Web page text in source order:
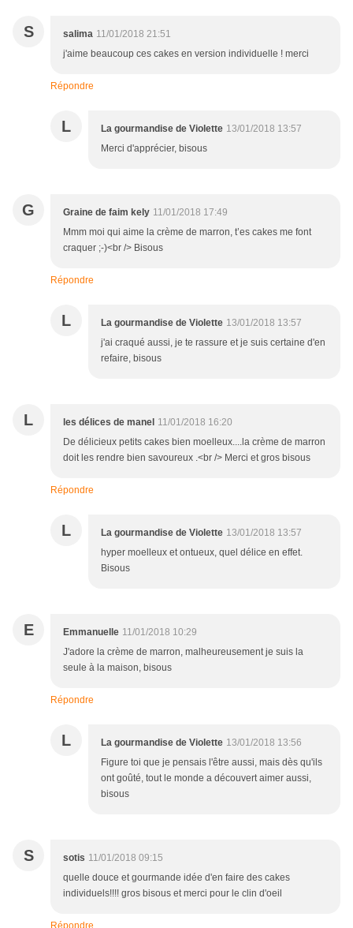
S salima 11/01/2018 21:51
j'aime beaucoup ces cakes en version individuelle ! merci
Répondre
L La gourmandise de Violette 13/01/2018 13:57
Merci d'apprécier, bisous
G Graine de faim kely 11/01/2018 17:49
Mmm moi qui aime la crème de marron, t’es cakes me font
craquer ;-)<br /> Bisous
Répondre
L La gourmandise de Violette 13/01/2018 13:57
j'ai craqué aussi, je te rassure et je suis certaine d'en
refaire, bisous
L les délices de manel 11/01/2018 16:20
De délicieux petits cakes bien moelleux....la crème de marron
doit les rendre bien savoureux .<br /> Merci et gros bisous
Répondre
L La gourmandise de Violette 13/01/2018 13:57
hyper moelleux et ontueux, quel délice en effet.
Bisous
E Emmanuelle 11/01/2018 10:29
J'adore la crème de marron, malheureusement je suis la
seule à la maison, bisous
Répondre
L La gourmandise de Violette 13/01/2018 13:56
Figure toi que je pensais l'être aussi, mais dès qu'ils
ont goûté, tout le monde a découvert aimer aussi,
bisous
S sotis 11/01/2018 09:15
quelle douce et gourmande idée d'en faire des cakes
individuels!!!! gros bisous et merci pour le clin d'oeil
Répondre